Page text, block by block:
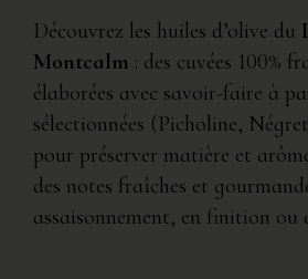
Découvrez les huiles d’olive du
Montcalm : des cuvées 100%
élaborées avec savoir-faire à
sélectionnées (Picholine,
pour préserver matière et
des notes fraîches et
assaisonnement, en finition ou